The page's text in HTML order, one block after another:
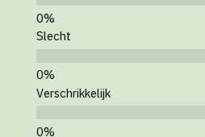
Slecht
Verschrikkelijk